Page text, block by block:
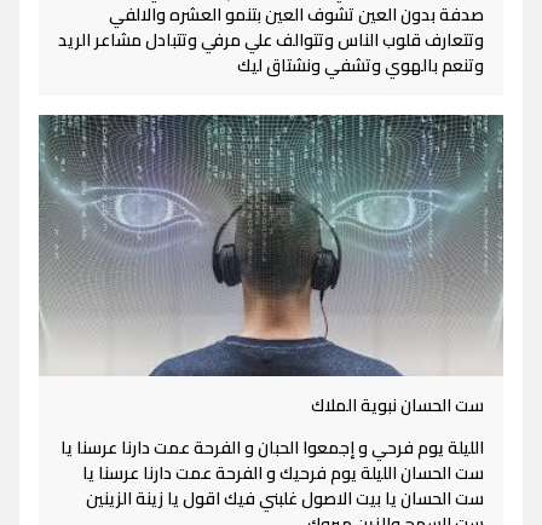
صدفة بدون العين تشوف العين بتنمو العشره والالفي
وتتعارف قلوب الناس وتتوالف علي مرفي وتتبادل مشاعر الريد
وتنعم بالهوي وتشفي ونشتاق ليك
ست الحسان نبوية الملاك
الليلة يوم فرحي و إجمعوا الحبان و الفرحة عمت دارنا عرسنا يا
ست الحسان الليلة يوم فرحيك و الفرحة عمت دارنا عرسنا يا
ست الحسان يا بيت الاصول غلبني فيك اقول يا زينة الزينين